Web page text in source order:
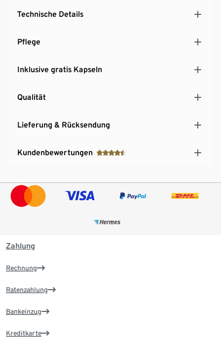
Technische Details
Pflege
Inklusive gratis Kapseln
Qualität
Lieferung & Rücksendung
Kundenbewertungen
Zahlung
Rechnung
Ratenzahlung
Bankeinzug
Kreditkarte